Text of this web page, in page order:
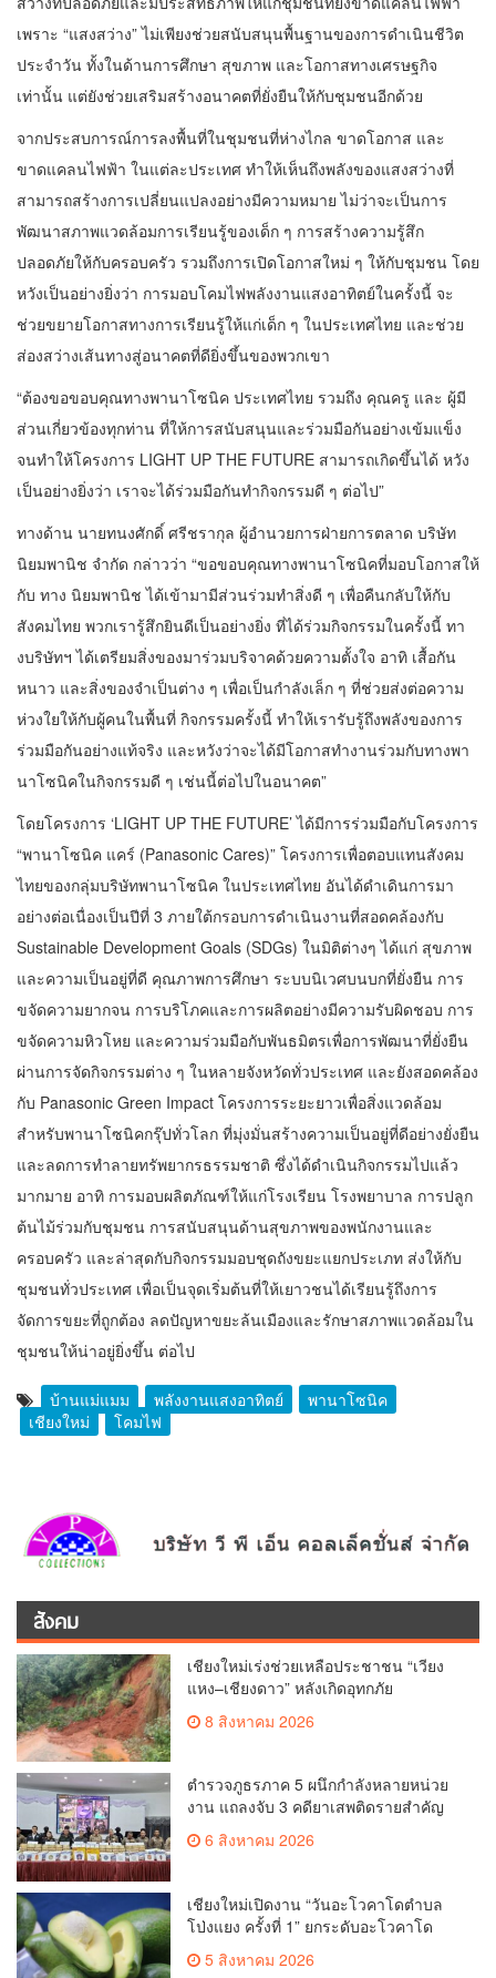
เพราะ “แสงสว่าง” ไม่เพียงช่วยสนับสนุนพื้นฐานของการดำเนินชีวิต
ประจำวัน ทั้งในด้านการศึกษา สุขภาพ และโอกาสทางเศรษฐกิจ
เท่านั้น แต่ยังช่วยเสริมสร้างอนาคตที่ยั่งยืนให้กับชุมชนอีกด้วย
จากประสบการณ์การลงพื้นที่ในชุมชนที่ห่างไกล ขาดโอกาส และ
ขาดแคลนไฟฟ้า ในแต่ละประเทศ ทำให้เห็นถึงพลังของแสงสว่างที่
สามารถสร้างการเปลี่ยนแปลงอย่างมีความหมาย ไม่ว่าจะเป็นการ
พัฒนาสภาพแวดล้อมการเรียนรู้ของเด็ก ๆ การสร้างความรู้สึก
ปลอดภัยให้กับครอบครัว รวมถึงการเปิดโอกาสใหม่ ๆ ให้กับชุมชน โดย
หวังเป็นอย่างยิ่งว่า การมอบโคมไฟพลังงานแสงอาทิตย์ในครั้งนี้ จะ
ช่วยขยายโอกาสทางการเรียนรู้ให้แก่เด็ก ๆ ในประเทศไทย และช่วย
ส่องสว่างเส้นทางสู่อนาคตที่ดียิ่งขึ้นของพวกเขา
“ต้องขอขอบคุณทางพานาโซนิค ประเทศไทย รวมถึง คุณครู และ ผู้มี
ส่วนเกี่ยวข้องทุกท่าน ที่ให้การสนับสนุนและร่วมมือกันอย่างเข้มแข็ง
จนทำให้โครงการ LIGHT UP THE FUTURE สามารถเกิดขึ้นได้ หวัง
เป็นอย่างยิ่งว่า เราจะได้ร่วมมือกันทำกิจกรรมดี ๆ ต่อไป”
ทางด้าน นายทนงศักดิ์ ศรีชรากุล ผู้อำนวยการฝ่ายการตลาด บริษัท
นิยมพานิช จำกัด กล่าวว่า “ขอขอบคุณทางพานาโซนิคที่มอบโอกาสให้
กับ ทาง นิยมพานิช ได้เข้ามามีส่วนร่วมทำสิ่งดี ๆ เพื่อคืนกลับให้กับ
สังคมไทย พวกเรารู้สึกยินดีเป็นอย่างยิ่ง ที่ได้ร่วมกิจกรรมในครั้งนี้ ทา
งบริษัทฯ ได้เตรียมสิ่งของมาร่วมบริจาคด้วยความตั้งใจ อาทิ เสื้อกัน
หนาว และสิ่งของจำเป็นต่าง ๆ เพื่อเป็นกำลังเล็ก ๆ ที่ช่วยส่งต่อความ
ห่วงใยให้กับผู้คนในพื้นที่ กิจกรรมครั้งนี้ ทำให้เรารับรู้ถึงพลังของการ
ร่วมมือกันอย่างแท้จริง และหวังว่าจะได้มีโอกาสทำงานร่วมกับทางพา
นาโซนิคในกิจกรรมดี ๆ เช่นนี้ต่อไปในอนาคต”
โดยโครงการ ‘LIGHT UP THE FUTURE’ ได้มีการร่วมมือกับโครงการ
“พานาโซนิค แคร์ (Panasonic Cares)” โครงการเพื่อตอบแทนสังคม
ไทยของกลุ่มบริษัทพานาโซนิค ในประเทศไทย อันได้ดำเดินการมา
อย่างต่อเนื่องเป็นปีที่ 3 ภายใต้กรอบการดำเนินงานที่สอดคล้องกับ
Sustainable Development Goals (SDGs) ในมิติต่างๆ ได้แก่ สุขภาพ
และความเป็นอยู่ที่ดี คุณภาพการศึกษา ระบบนิเวศบนบกที่ยั่งยืน การ
ขจัดความยากจน การบริโภคและการผลิตอย่างมีความรับผิดชอบ การ
ขจัดความหิวโหย และความร่วมมือกับพันธมิตรเพื่อการพัฒนาที่ยั่งยืน
ผ่านการจัดกิจกรรมต่าง ๆ ในหลายจังหวัดทั่วประเทศ และยังสอดคล้อง
กับ Panasonic Green Impact โครงการระยะยาวเพื่อสิ่งแวดล้อม
สำหรับพานาโซนิคกรุ๊ปทั่วโลก ที่มุ่งมั่นสร้างความเป็นอยู่ที่ดีอย่างยั่งยืน
และลดการทำลายทรัพยากรธรรมชาติ ซึ่งได้ดำเนินกิจกรรมไปแล้ว
มากมาย อาทิ การมอบผลิตภัณฑ์ให้แก่โรงเรียน โรงพยาบาล การปลูก
ต้นไม้ร่วมกับชุมชน การสนับสนุนด้านสุขภาพของพนักงานและ
ครอบครัว และล่าสุดกับกิจกรรมมอบชุดถังขยะแยกประเภท ส่งให้กับ
ชุมชนทั่วประเทศ เพื่อเป็นจุดเริ่มต้นที่ให้เยาวชนได้เรียนรู้ถึงการ
จัดการขยะที่ถูกต้อง ลดปัญหาขยะล้นเมืองและรักษาสภาพแวดล้อมใน
ชุมชนให้น่าอยู่ยิ่งขึ้น ต่อไป
บ้านแม่แมม พลังงานแสงอาทิตย์
พานาโซนิค
เชียงใหม่
โคมไฟ
สังคม
เชียงใหม่เร่งช่วยเหลือประชาชน “เวียง
แหง–เชียงดาว” หลังเกิดอุทกภัย
8 สิงหาคม 2026
ตำรวจภูธรภาค 5 ผนึกกำลังหลายหน่วย
งาน แถลงจับ 3 คดียาเสพติดรายสำคัญ
ยึดยาบ้ากว่า 3.2 ล้านเม็ด เฮโรอีน 8.62
กิโลกรัม
6 สิงหาคม 2026
เชียงใหม่เปิดงาน “วันอะโวคาโดตำบล
โป่งแยง ครั้งที่ 1” ยกระดับอะโวคาโด
เที่ยวเชิงเกษตร
5 สิงหาคม 2026